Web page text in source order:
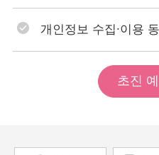
개인정보 수집∙이용
초진